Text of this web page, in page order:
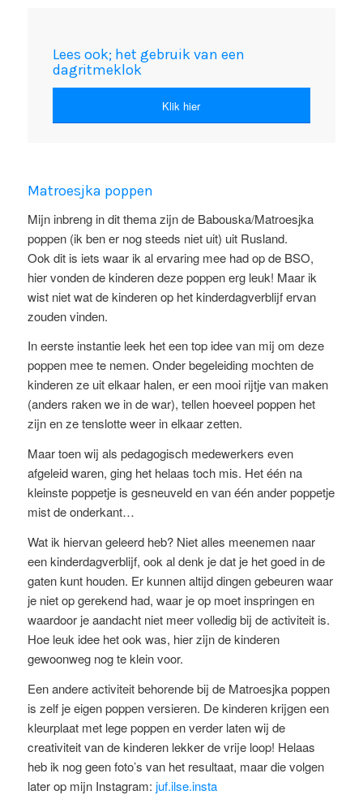
Lees ook; het gebruik van een
dagritmeklok
Klik hier
Matroesjka poppen
Mijn inbreng in dit themazijnde Babouska/Matroesjka
poppen(ik ben er nog steeds niet uit) uit Rusland.
Ook dit is iets waar ik al ervaring mee had op de BSO,
hier vonden de kinderen deze poppen erg leuk! Maar ik
wist niet wat de kinderen op het kinderdagverblijf ervan
zouden vinden.
In eerste instantie leek het een top idee van mij om deze
poppen mee te nemen. Onder begeleiding mochten de
kinderen ze uit elkaar halen, er een mooi rijtje van maken
(anders raken we in de war), tellen hoeveel poppen het
zijn en ze tenslotte weer in elkaar zetten.
Maar toen wij als pedagogisch medewerkers even
afgeleid waren, ging het helaas toch mis. Het één na
kleinste poppetje is gesneuveld en van één ander poppetje
mist de onderkant…
Wat ik hiervan geleerd heb? Niet alles meenemen naar
een kinderdagverblijf, ook al denk je dat je het goed in de
gaten kunt houden. Er kunnen altijd dingen gebeuren waar
je niet op gerekend had, waar je op moet inspringen en
waardoor je aandacht niet meer volledig bij de activiteitis.
Hoe leuk idee het ook was, hier zijn de kinderen
gewoonweg nog te klein voor.
Een andere activiteit behorende bij de Matroesjkapoppen
is zelf je eigen poppen versieren. De kinderen krijgen een
kleurplaat metlege poppen en verder laten wij de
creativiteit van de kinderen lekker de vrije loop! Helaas
heb ik nog geen foto’s van het resultaat, maar die volgen
later op mijn Instagram: juf.ilse.insta